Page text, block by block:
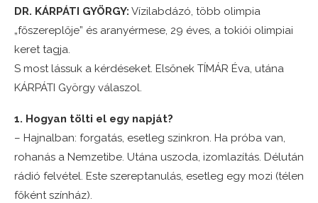
DR. KÁRPÁTI GYÖRGY: Vízilabdázó, több olimpia
„főszereplője” és aranyérmese, 29 éves, a tokiói olimpiai
keret tagja.
S most lássuk a kérdéseket. Elsőnek TÍMÁR Éva, utána
KÁRPÁTI György válaszol.
1. Hogyan tölti el egy napját?
– Hajnalban: forgatás, esetleg szinkron. Ha próba van,
rohanás a Nemzetibe. Utána uszoda, izomlazítás. Délután
rádió felvétel. Este szereptanulás, esetleg egy mozi (télen
főként színház).